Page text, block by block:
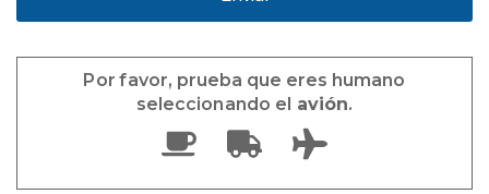
Por favor, prueba que eres humano
seleccionando el avión.